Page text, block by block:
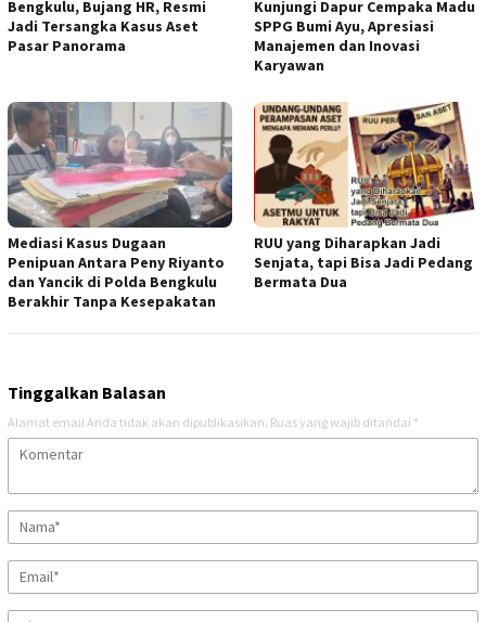
Bengkulu, Bujang HR, Resmi
Jadi Tersangka Kasus Aset
Pasar Panorama
Kunjungi Dapur Cempaka Madu
SPPG Bumi Ayu, Apresiasi
Manajemen dan Inovasi
Karyawan
Mediasi Kasus Dugaan
Penipuan Antara Peny Riyanto
dan Yancik di Polda Bengkulu
Berakhir Tanpa Kesepakatan
RUU yang Diharapkan Jadi
Senjata, tapi Bisa Jadi Pedang
Bermata Dua
Tinggalkan Balasan
Alamat email Anda tidak akan dipublikasikan. Ruas yang wajib ditandai *